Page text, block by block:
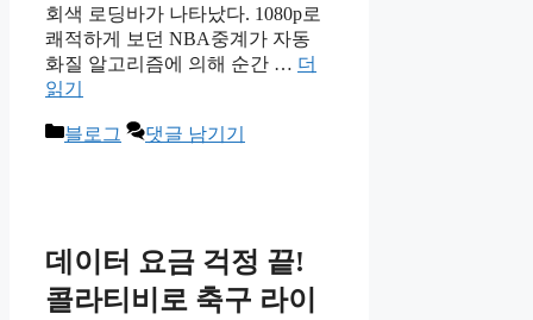
회색 로딩바가 나타났다. 1080p로
쾌적하게 보던 NBA중계가 자동
화질 알고리즘에 의해 순간 … 더
읽기
카
블로그 댓글 남기기
데이터 요금 걱정 끝!
콜라티비로 축구 라이